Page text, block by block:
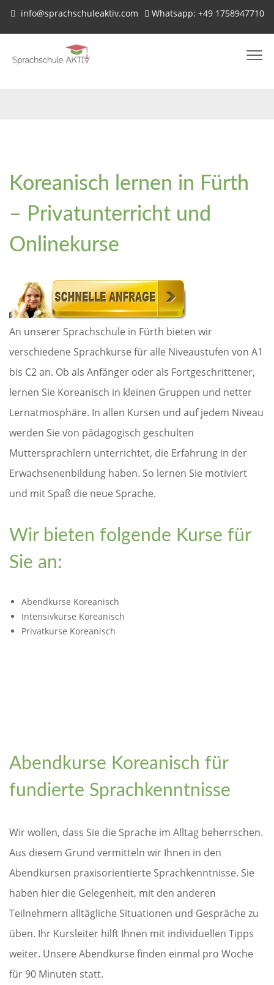
info@sprachschuleaktiv.com Whatsapp: +49 1758947710
Koreanisch lernen in Fürth
– Privatunterricht und
Onlinekurse
An unserer Sprachschule in Fürth bieten wir
verschiedene Sprachkurse für alle Niveaustufen von A1
bis C2 an. Ob als Anfänger oder als Fortgeschrittener,
lernen Sie Koreanisch in kleinen Gruppen und netter
Lernatmosphäre. In allen Kursen und auf jedem Niveau
werden Sie von pädagogisch geschulten
Muttersprachlern unterrichtet, die Erfahrung in der
Erwachsenenbildung haben. So lernen Sie motiviert
und mit Spaß die neue Sprache.
Wir bieten folgende Kurse für
Sie an:
Abendkurse Koreanisch
Intensivkurse Koreanisch
Privatkurse Koreanisch
Abendkurse Koreanisch für
fundierte Sprachkenntnisse
Wir wollen, dass Sie die Sprache im Alltag beherrschen.
Aus diesem Grund vermitteln wir Ihnen in den
Abendkursen praxisorientierte Sprachkenntnisse. Sie
haben hier die Gelegenheit, mit den anderen
Teilnehmern alltägliche Situationen und Gespräche zu
üben. Ihr Kursleiter hilft Ihnen mit individuellen Tipps
weiter. Unsere Abendkurse finden einmal pro Woche
für 90 Minuten statt.